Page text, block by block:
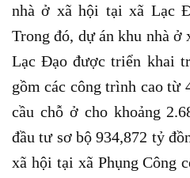
nhà ở xã hội tại xã Lạc
Trong đó, dự án khu nhà ở
Lạc Đạo được triển khai
gồm các công trình cao từ
cầu chỗ ở cho khoảng
đầu tư sơ bộ 934,872 tỷ
xã hội tại xã Phụng Công